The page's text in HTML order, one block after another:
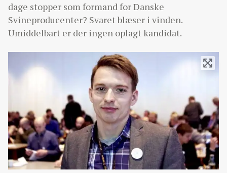
dage stopper som formand for Danske
Svineproducenter? Svaret blæser i vinden.
Umiddelbart er der ingen oplagt kandidat.